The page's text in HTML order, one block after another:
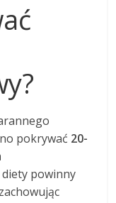
pokrywać 20-
diety powinny